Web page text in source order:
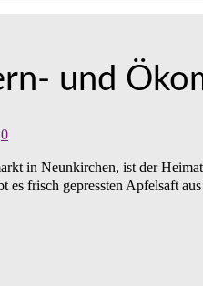
und
0
in Neunkirchen, ist der
es frisch gepressten Apfelsaft